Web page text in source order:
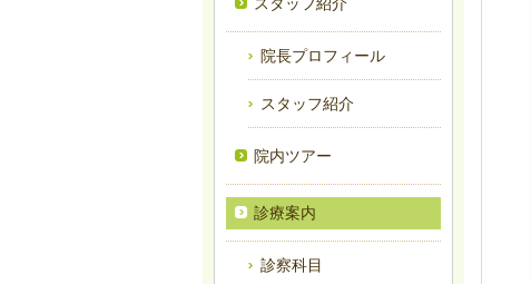
院長プロフィール
スタッフ紹介
院内ツアー
診療案内
診察科目